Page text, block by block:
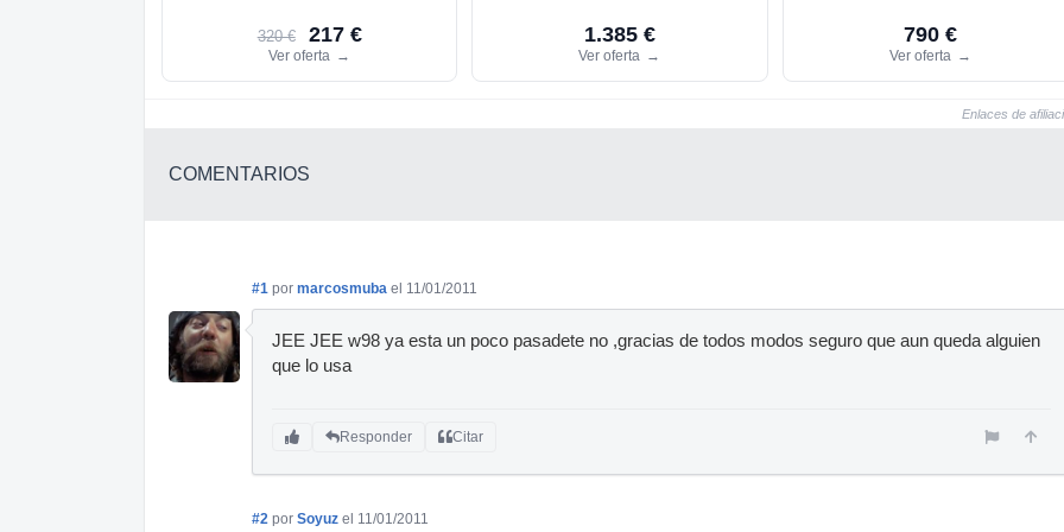
320 € 217 €
Ver oferta →
1.385 €
Ver oferta →
790 €
Ver oferta →
Enlaces de
COMENTARIOS
#1 por marcosmuba el 11/01/2011
JEE JEE w98 ya esta un poco pasadete no ,gracias de todos modos seguro que aun queda alguien
que lo usa
Responder Citar
#2 por Soyuz el 11/01/2011